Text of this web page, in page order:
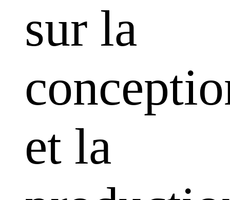
sur la
et la